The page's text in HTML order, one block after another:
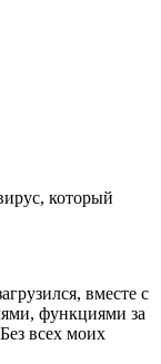
который
вместе с
функциями за
всех моих